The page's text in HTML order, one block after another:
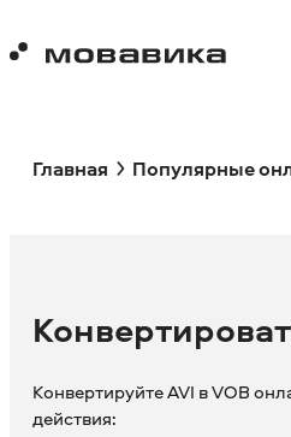
Главная Популярные
Конвертируйте AVI в VOB
действия: